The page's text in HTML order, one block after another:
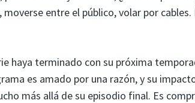
entre el público, volar por
haya terminado con su próxima
es amado por una razón, y su
más allá de su episodio final. Es